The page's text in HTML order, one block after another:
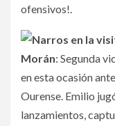
ofensivos!.
Morán: Segunda
en esta ocasión
Ourense. Emilio
lanzamientos,